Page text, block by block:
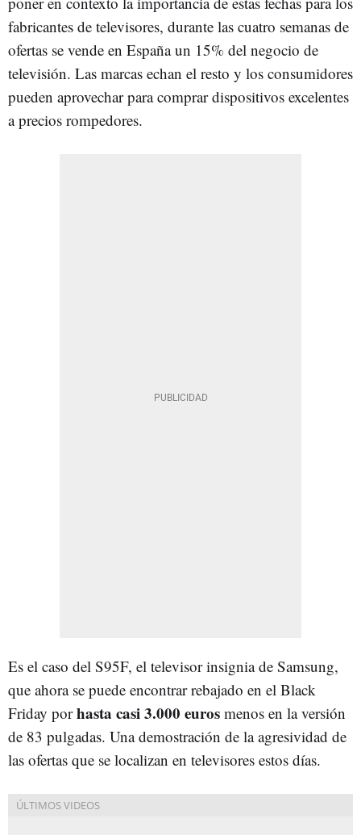
fabricantes de televisores, durante las cuatro semanas de
ofertas se vende en España un 15% del negocio de
televisión. Las marcas echan el resto y los consumidores
pueden aprovechar para comprar dispositivos excelentes
a precios rompedores.
Es el caso del S95F, el televisor insignia de Samsung,
que ahora se puede encontrar rebajado en el Black
Friday porhasta casi 3.000 euros menos en la versión
de 83 pulgadas. Una demostración de la agresividad de
las ofertas que se localizan en televisores estos días.